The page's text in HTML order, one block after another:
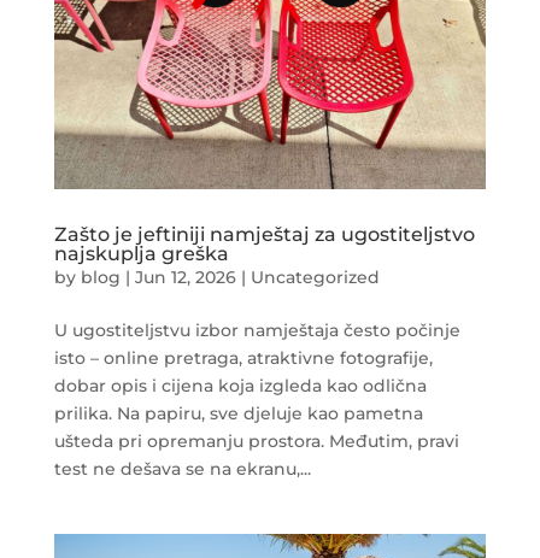
Zašto je jeftiniji namještaj za ugostiteljstvo
najskuplja greška
by blog | Jun 12, 2026| Uncategorized
U ugostiteljstvu izbor namještaja često počinje
isto – online pretraga, atraktivne fotografije,
dobar opis i cijena koja izgleda kao odlična
prilika. Na papiru, sve djeluje kao pametna
ušteda pri opremanju prostora. Međutim, pravi
test ne dešava se na ekranu,...